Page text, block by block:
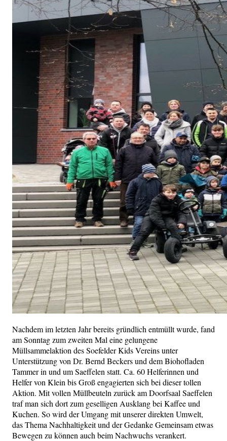
Nachdem im letzten Jahr bereits gründlich entmüllt wurde, fand
am Sonntag zum zweiten Mal eine gelungene
Müllsammelaktion des Soefelder Kids Vereins unter
Unterstützung von Dr. Bernd Beckers und dem Biohofladen
Tammer in und um Saeffelen statt. Ca. 60 Helferinnen und
Helfer von Klein bis Groß engagierten sich bei dieser tollen
Aktion. Mit vollen Müllbeuteln zurück am Doorfsaal Saeffelen
traf man sich dort zum geselligen Ausklang bei Kaffee und
Kuchen. So wird der Umgang mit unserer direkten Umwelt,
das Thema Nachhaltigkeit und der Gedanke Gemeinsam etwas
Bewegen zu können auch beim Nachwuchs verankert.